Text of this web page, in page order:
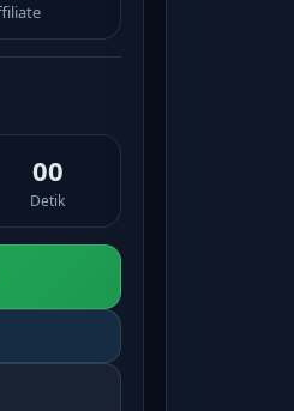
00
Detik